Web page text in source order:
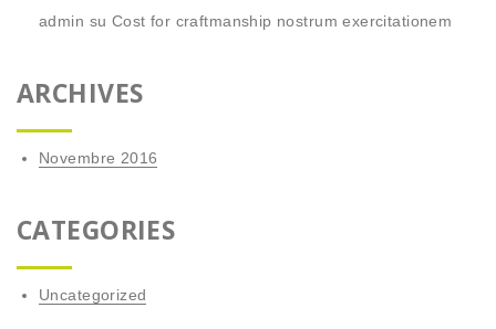
admin su Cost for craftmanship nostrum exercitationem
ARCHIVES
Novembre 2016
CATEGORIES
Uncategorized